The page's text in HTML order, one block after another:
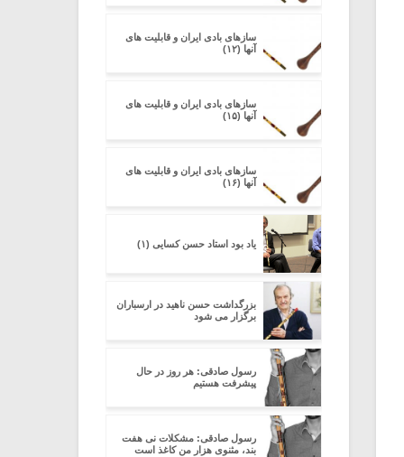
سازهای بادی ایران و قابلیت های
آنها (۱۲)
سازهای بادی ایران و قابلیت های
آنها (۱۵)
سازهای بادی ایران و قابلیت های
آنها (۱۶)
یاد بود استاد حسن کسایی (۱)
بزرگداشت حسن ناهید در ارسباران
برگزار می شود
رسول صادقی: هر روز در حال
پیشرفت هستیم
رسول صادقی: مشکلات نی هفت
بند، مثنوی هزار من کاغذ است